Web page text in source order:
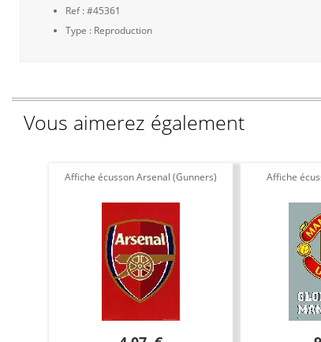
Ref : #45361
Type : Reproduction
Vous aimerez également
Affiche écusson Arsenal (Gunners)
Affiche